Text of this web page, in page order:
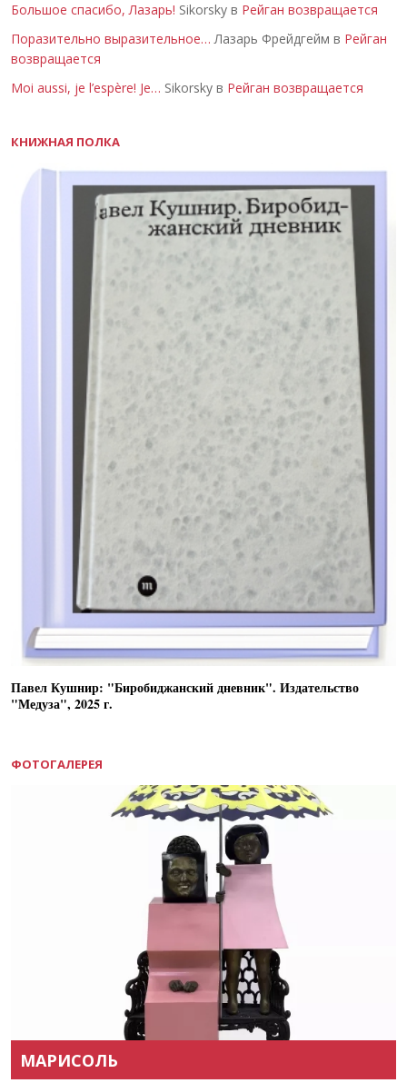
Большое спасибо, Лазарь! Sikorsky в Рейган возвращается
Поразительно выразительное… Лазарь Фрейдгейм в Рейган
возвращается
Moi aussi, je l’espère! Je… Sikorsky в Рейган возвращается
КНИЖНАЯ ПОЛКА
Павел Кушнир: "Биробиджанский дневник". Издательство
"Медуза", 2025 г.
ФОТОГАЛЕРЕЯ
МАРИСОЛЬ